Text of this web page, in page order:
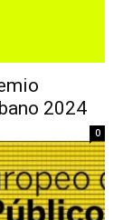
2024
0